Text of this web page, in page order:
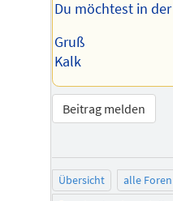
Du möchtest in
Gruß
Kalk
Beitrag melden
Übersicht alle Foren